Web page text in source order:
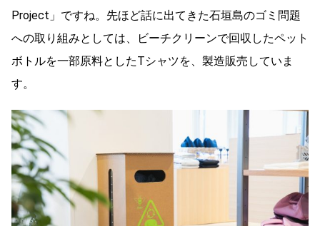
Project」ですね。先ほど話に出てきた石垣島のゴミ問題
への取り組みとしては、ビーチクリーンで回収したペット
ボトルを一部原料としたTシャツを、製造販売していま
す。